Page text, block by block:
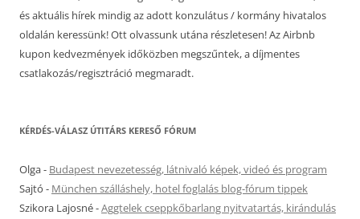
és aktuális hírek mindig az adott konzulátus / kormány hivatalos
oldalán keressünk! Ott olvassunk utána részletesen! Az Airbnb
kupon kedvezmények időközben megszűntek, a díjmentes
csatlakozás/regisztráció megmaradt.
KÉRDÉS-VÁLASZ ÚTITÁRS KERESŐ FÓRUM
Olga- Budapest nevezetesség, látnivaló képek, videó és program
Sajtó - München szálláshely, hotel foglalás blog-fórum tippek
Szikora Lajosné-Aggtelek cseppkőbarlang nyitvatartás, kirándulás